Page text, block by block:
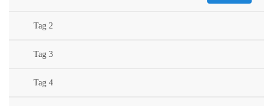
Tag 2
Tag 3
Tag 4